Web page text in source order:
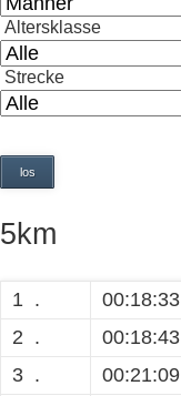
Altersklasse
Strecke
5km
1 . 00:18:33
2 .
00:18:43
3 .
00:21:09